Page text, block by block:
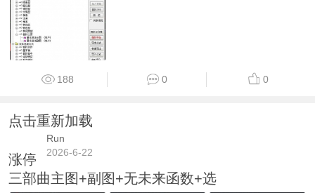
188 0 0
点击重新加载
Run
2026-6-22
涨停
三部曲主图+副图+无未来函数+选